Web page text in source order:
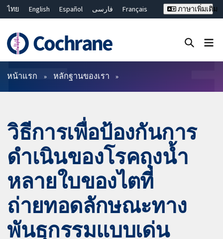
ไทย English Español فارسی
Français
Bahasa Malaysia
繁體中文 简体中文
ภาษาเพิ่มเติม
ตัวกรอง
หน้าแรก หลักฐานของเรา
วิธีการเพื่อป้องกันการ
ดำเนินของโรคถุงน้ำ
หลายใบของไตที่
ถ่ายทอดลักษณะทาง
พันธุกรรมแบบเด่น